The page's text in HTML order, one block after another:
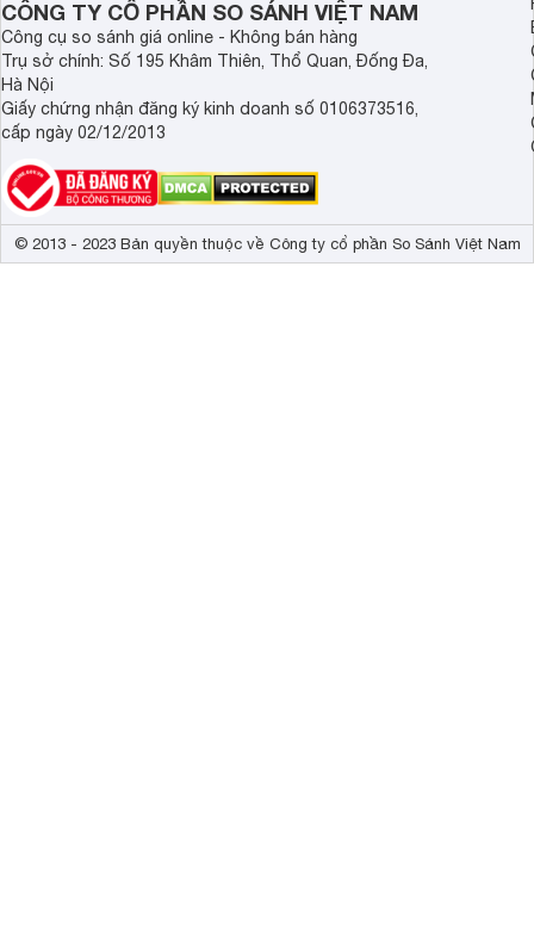
dụng.
Ảnh: Meta
CÔNG TY CỔ PHẦN SO SÁNH VIỆT NAM
Công cụ so sánh giá online - Không bán hàng
Trụ sở chính: Số 195 Khâm Thiên, Thổ Quan, Đống Đa,
Hà Nội
Giấy chứng nhận đăng ký kinh doanh số 0106373516,
cấp ngày 02/12/2013
© 2013 - 2023 Bản quyền thuộc về Công ty cổ phần So Sánh Việt Nam